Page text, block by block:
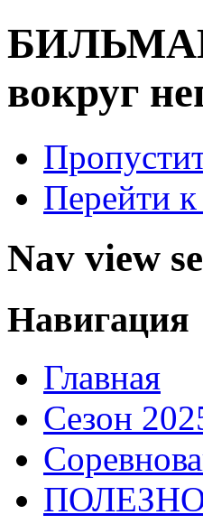
вокруг
Перейти
Nav view
Навигация
Главная
Сезон